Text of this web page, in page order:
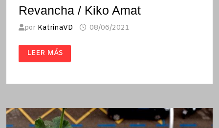
Revancha / Kiko Amat
por KatrinaVD 08/06/2021
REVANCHA
/
KIKO
LEER MÁS